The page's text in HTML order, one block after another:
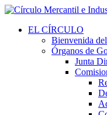
EL CÍRCULO
Bienvenida
Órganos de
Junta